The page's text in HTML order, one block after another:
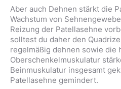
Aber auch Dehnen stärkt die
Wachstum von
Reizung der Patellasehne
solltest du daher den
regelmäßig dehnen sowie die
Oberschenkelmuskulatur
Beinmuskulatur insgesamt
Patellasehne gemindert.